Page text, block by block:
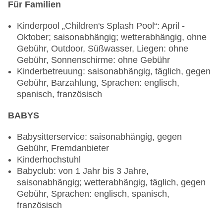
Gebäudeanzahl: 5, Etagen: 4, Zimmer: 250
und 18:30 Uhr - 22:00 Uhr, klimatisierbar, mit
Kleidung erwünscht
Spezialitätenrestaurant „Balcão da Tasca da
Memória“: Küche: landestypisch, à la carte,
Reservierung notwendig, gegen Gebühr,
saisonabhängig, täglich 17:00 Uhr - 22:00 Uhr,
klimatisierbar, angemessene Kleidung erwünscht
Restaurant „Coco's“: Küche: mediterran, regional,
gegen Gebühr, Mai - Oktober; saisonabhängig,
22:00 Uhr, klimatisierbar, mit Terrasse, am Pool,
Kinderhochstuhl, angemessene Kleidung
erwünscht
Restaurant „Cover“: Küche: international, Anfrage
& Reservierung notwendig, Januar - Dezember;
saisonabhängig, täglich 07:00 Uhr - 11:00 Uhr,
angemessene Kleidung erwünscht
Für Familien
Kinderpool „Children's Splash Pool“: April -
Oktober; saisonabhängig; wetterabhängig, ohne
Gebühr, Outdoor, Süßwasser, Liegen: ohne
Gebühr, Sonnenschirme: ohne Gebühr
Kinderbetreuung: saisonabhängig, täglich, gegen
Gebühr, Barzahlung, Sprachen: englisch,
spanisch, französisch
BABYS
Babysitterservice: saisonabhängig, gegen
Gebühr, Fremdanbieter
Kinderhochstuhl
Babyclub: von 1 Jahr bis 3 Jahre,
saisonabhängig; wetterabhängig, täglich, gegen
Gebühr, Sprachen: englisch, spanisch,
französisch